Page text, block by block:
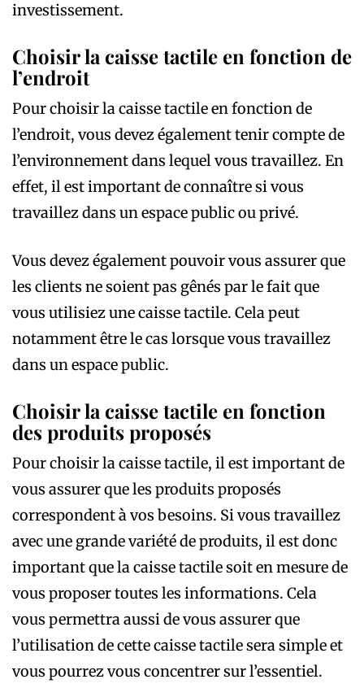
investissement.
Choisir la caisse tactile en fonction de
l’endroit
Pour choisir la caisse tactile en fonction de
l’endroit, vous devez également tenir compte de
l’environnement dans lequel vous travaillez. En
effet, il est important de connaître si vous
travaillez dans un espace public ou privé.
Vous devez également pouvoir vous assurer que
les clients ne soient pas gênés par le fait que
vous utilisiez une caisse tactile. Cela peut
notamment être le cas lorsque vous travaillez
dans un espace public.
Choisir la caisse tactile en fonction
des produits proposés
Pour choisir la caisse tactile, il est important de
vous assurer que les produits proposés
correspondent à vos besoins. Si vous travaillez
avec une grande variété de produits, il est donc
important que la caisse tactile soit en mesure de
vous proposer toutes les informations. Cela
vous permettra aussi de vous assurer que
l’utilisation de cette caisse tactile sera simple et
vous pourrez vous concentrer sur l’essentiel.